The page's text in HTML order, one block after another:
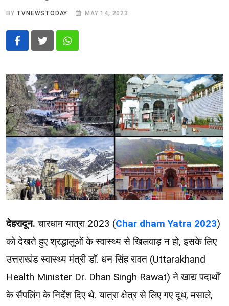
BY TVNEWSTODAY MAY 14, 2023
Whatsapp
देहरादून. चारधाम यात्रा 2023 (Char dham Yatra 2023)
को देखते हुए श्रद्धालुओं के स्वास्थ्य से खिलवाड़ न हो, इसके लिए
उत्तराखंड स्वास्थ्य मंत्री डॉ. धन सिंह रावत (Uttarakhand
Health Minister Dr. Dhan Singh Rawat) ने खाद्य पदार्थों
के सैंपलिंग के निर्देश दिए थे. यात्रा क्षेत्र से लिए गए दूध, मसाले,